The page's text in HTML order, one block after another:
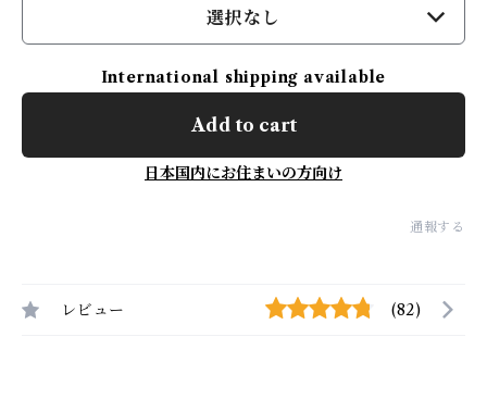
選択なし
International shipping available
Add to cart
日本国内にお住まいの方向け
通報する
レビュー (82)